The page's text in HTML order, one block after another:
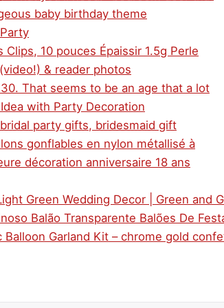
baby birthday theme
10 pouces Épaissir 1.5g Perle
& reader photos
That seems to be an age that a lot
with Party Decoration
party gifts, bridesmaid gift
gonflables en nylon métallisé à
décoration anniversaire 18 ans
Green Wedding Decor | Green and
Balão Transparente Balões De
Garland Kit – chrome gold